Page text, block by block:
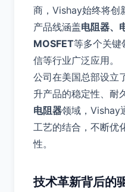
商，Vishay始终将创
产品线涵盖电阻器、
MOSFET等多个关键
信等行业广泛应用。
公司在美国总部设立
升产品的稳定性、耐
电阻器领域，Vishay
工艺的结合，不断优
性。
技术革新背后的